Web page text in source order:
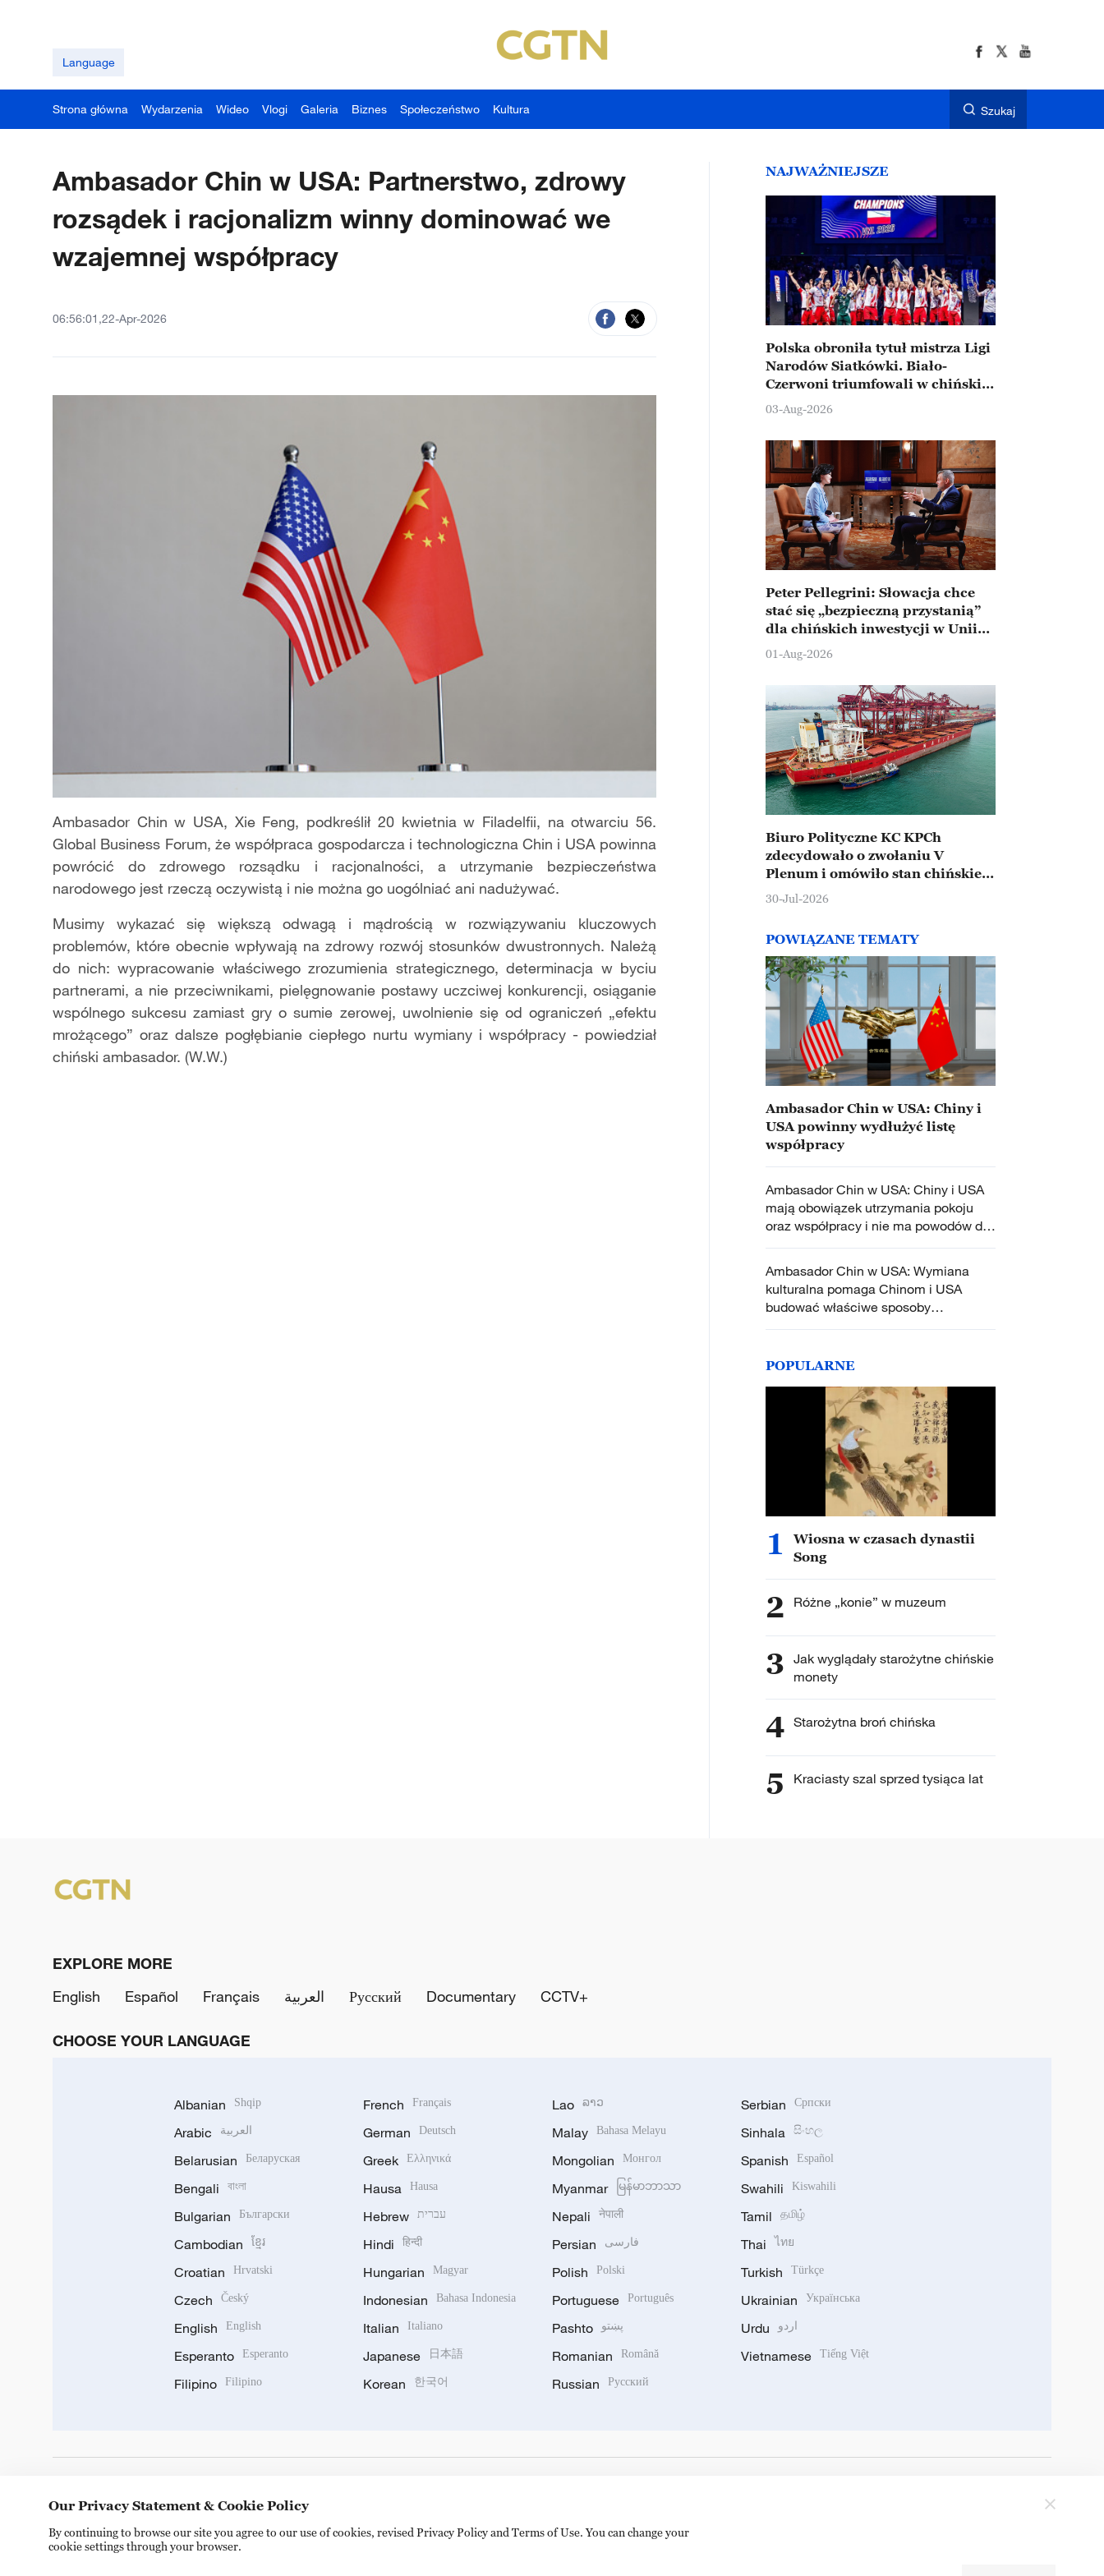
Language
Strona główna Wydarzenia Wideo Vlogi Galeria Biznes Społeczeństwo Kultura Szukaj
Ambasador Chin w USA: Partnerstwo, zdrowy
rozsądek i racjonalizm winny dominować we
wzajemnej współpracy
06:56:01,22-Apr-2026
Ambasador Chin w USA, Xie Feng, podkreślił 20 kwietnia w Filadelfii, na otwarciu 56.
Global Business Forum, że współpraca gospodarcza i technologiczna Chin i USA powinna
powrócić do zdrowego rozsądku i racjonalności, a utrzymanie bezpieczeństwa
narodowego jest rzeczą oczywistą i nie można go uogólniać ani nadużywać.
Musimy wykazać się większą odwagą i mądrością w rozwiązywaniu kluczowych
problemów, które obecnie wpływają na zdrowy rozwój stosunków dwustronnych. Należą
do nich: wypracowanie właściwego zrozumienia strategicznego, determinacja w byciu
partnerami, a nie przeciwnikami, pielęgnowanie postawy uczciwej konkurencji, osiąganie
wspólnego sukcesu zamiast gry o sumie zerowej, uwolnienie się od ograniczeń „efektu
mrożącego” oraz dalsze pogłębianie ciepłego nurtu wymiany i współpracy - powiedział
chiński ambasador. (W.W.)
NAJWAŻNIEJSZE
Polska obroniła tytuł mistrza Ligi
Narodów Siatkówki. Biało-
Czerwoni triumfowali w chińskim
Ningbo
03-Aug-2026
Peter Pellegrini: Słowacja chce
stać się „bezpieczną przystanią”
dla chińskich inwestycji w Unii
Europejskiej
01-Aug-2026
Biuro Polityczne KC KPCh
zdecydowało o zwołaniu V
Plenum i omówiło stan chińskiej
gospodarki
30-Jul-2026
POWIĄZANE TEMATY
Ambasador Chin w USA: Chiny i
USA powinny wydłużyć listę
współpracy
Ambasador Chin w USA: Chiny i USA
mają obowiązek utrzymania pokoju
oraz współpracy i nie ma powodów do
wszczynania konfliktów i konfrontacji
Ambasador Chin w USA: Wymiana
kulturalna pomaga Chinom i USA
budować właściwe sposoby
współżycia
POPULARNE
1
Wiosna w czasach dynastii
Song
2 Różne „konie” w muzeum
3 Jak wyglądały starożytne chińskie
monety
4 Starożytna broń chińska
5 Kraciasty szal sprzed tysiąca lat
EXPLORE MORE
English
Español Français العربية Русский Documentary CCTV+
CHOOSE YOUR LANGUAGE
Albanian Shqip
Arabic العربية
Belarusian Беларуская
Bengali বাংলা
Bulgarian Български
Cambodian ខ្មែរ
Croatian Hrvatski
Czech Český
English English
Esperanto Esperanto
Filipino Filipino
French Français
German Deutsch
Greek Ελληνικά
Hausa Hausa
Hebrew עברית
Hindi हिन्दी
Hungarian Magyar
Indonesian Bahasa Indonesia
Italian Italiano
Japanese 日本語
Korean 한국어
Lao ລາວ
Malay Bahasa Melayu
Mongolian Монгол
Myanmar မြန်မာဘာသာ
Nepali नेपाली
Persian فارسی
Polish Polski
Portuguese Português
Pashto پښتو
Romanian Română
Russian Русский
Serbian Српски
Sinhala සිංහල
Spanish Español
Swahili Kiswahili
Tamil தமிழ்
Thai ไทย
Turkish Türkçe
Ukrainian Українська
Urdu اردو
Vietnamese Tiếng Việt
Our Privacy Statement & Cookie Policy
By continuing to browse our site you agree to our use of cookies, revised Privacy Policy and Terms of Use. You can change your
cookie settings through your browser.